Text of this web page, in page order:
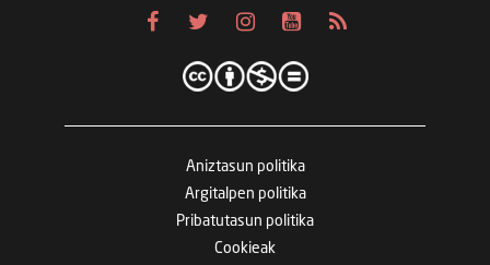
Aniztasun politika
Argitalpen politika
Pribatutasun politika
Cookieak